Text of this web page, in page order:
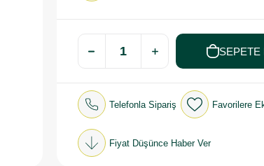
Telefonla Sipariş Favorilere
Fiyat Düşünce Haber Ver